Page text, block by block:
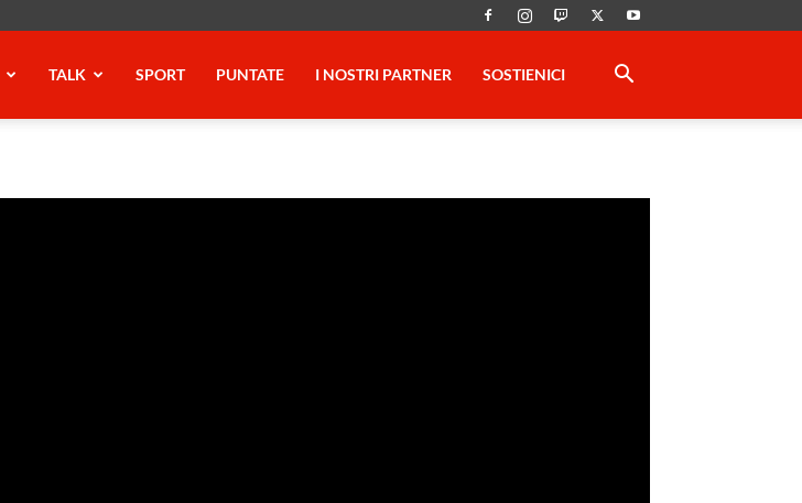
TALK SPORT PUNTATE I NOSTRI PARTNER SOSTIENICI